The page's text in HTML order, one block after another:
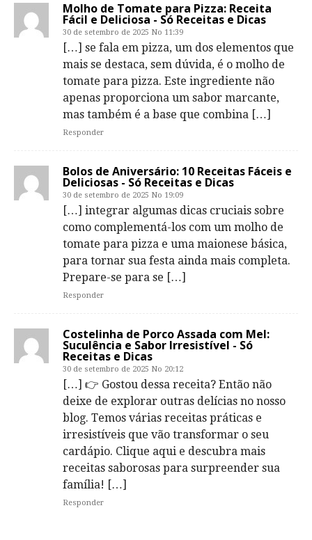
Molho de Tomate para Pizza: Receita
Fácil e Deliciosa - Só Receitas e Dicas
30 de setembro de 2025 No 11:39
[…] se fala em pizza, um dos elementos que
mais se destaca, sem dúvida, é o molho de
tomate para pizza. Este ingrediente não
apenas proporciona um sabor marcante,
mas também é a base que combina […]
Responder
Bolos de Aniversário: 10 Receitas Fáceis e
Deliciosas - Só Receitas e Dicas
30 de setembro de 2025 No 19:09
[…] integrar algumas dicas cruciais sobre
como complementá-los com um molho de
tomate para pizza e uma maionese básica,
para tornar sua festa ainda mais completa.
Prepare-se para se […]
Responder
Costelinha de Porco Assada com Mel:
Suculência e Sabor Irresistível - Só
Receitas e Dicas
30 de setembro de 2025 No 20:12
[…] 👉 Gostou dessa receita? Então não
deixe de explorar outras delícias no nosso
blog. Temos várias receitas práticas e
irresistíveis que vão transformar o seu
cardápio. Clique aqui e descubra mais
receitas saborosas para surpreender sua
família! […]
Responder